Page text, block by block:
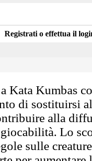
Registrati o effettua il
Kata Kumbas
di sostituirsi
alla
Lo
sulle